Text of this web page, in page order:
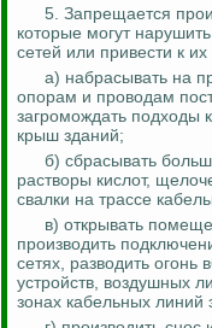
5. Запрещается
которые могут
сетей или привести к
а) набрасывать на
опорам и проводам
загромождать подходы
крыш зданий;
б) сбрасывать
растворы кислот,
свалки на трассе
в) открывать
производить
сетях, разводить огонь
устройств, воздушных
зонах кабельных линий